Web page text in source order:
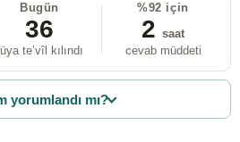
Bugün
36
te’vîl kılındı
%92 için
2 saat
cevab müddeti
yorumlandı mı?